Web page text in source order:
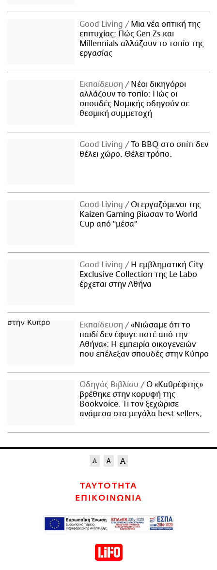
Good Living
Μια νέα οπτική της
επιτυχίας: Πώς Gen Zs και
Millennials αλλάζουν το τοπίο της
εργασίας
Εκπαίδευση
Νέοι δικηγόροι
αλλάζουν το τοπίο: Πώς οι
σπουδές Νομικής οδηγούν σε
θεσμική συμμετοχή
Good Living
Το BBQ στο σπίτι δεν
θέλει χώρο. Θέλει τρόπο.
Good Living
Οι εργαζόμενοι της
Kaizen Gaming βίωσαν το World
Cup από "μέσα"
Good Living
Η εμβληματική City
Exclusive Collection της Le Labo
έρχεται στην Αθήνα
Εκπαίδευση
«Νιώσαμε ότι το
παιδί δεν έφυγε ποτέ από την
Αθήνα»: Η εμπειρία οικογενειών
που επέλεξαν σπουδές στην Κύπρο
Οδηγός Βιβλίου
Ο «Καθρέφτης»
βρέθηκε στην κορυφή της
Bookvoice. Τι τον ξεχώρισε
ανάμεσα στα μεγάλα best sellers;
ΤΑΥΤΟΤΗΤΑ
ΕΠΙΚΟΙΝΩΝΙΑ